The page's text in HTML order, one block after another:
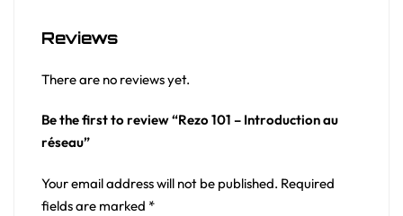
Reviews
There are no reviews yet.
Be the first to review “Rezo 101 – Introduction au
réseau”
Your email address will not be published. Required
fields are marked *